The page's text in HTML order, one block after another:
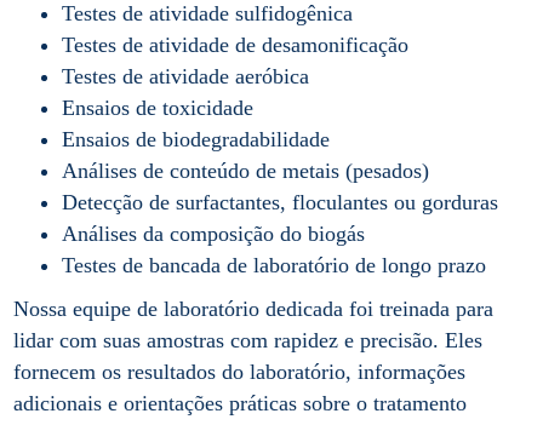
Testes de atividade sulfidogênica
Testes de atividade de desamonificação
Testes de atividade aeróbica
Ensaios de toxicidade
Ensaios de biodegradabilidade
Análises de conteúdo de metais (pesados)
Detecção de surfactantes, floculantes ou gorduras
Análises da composição do biogás
Testes de bancada de laboratório de longo prazo
Nossa equipe de laboratório dedicada foi treinada para
lidar com suas amostras com rapidez e precisão. Eles
fornecem os resultados do laboratório, informações
adicionais e orientações práticas sobre o tratamento